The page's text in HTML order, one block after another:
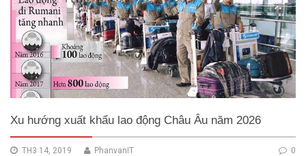
Xu hướng xuất khẩu lao động Châu Âu năm 2026
TH3 14, 2019 0
PhanvanIT